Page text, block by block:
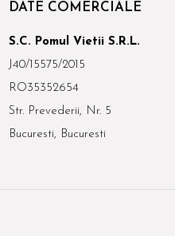
DATE COMERCIALE
S.C. Pomul Vietii S.R.L.
J40/15575/2015
RO35352654
Str. Prevederii, Nr. 5
Bucuresti, Bucuresti